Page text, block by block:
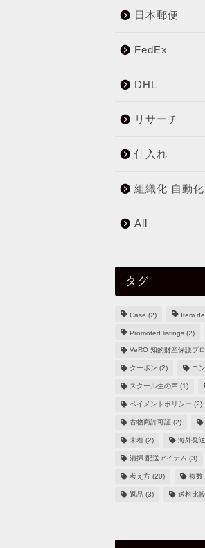
日本郵便
FedEx
DHL
リサーチ
仕入れ
組織化 自動化
All
タグ
Case (2) Item
Promoted listings(2)
VeRO 知的財産保護プ
クーポン (2) コ
スクール生の声(1)
ペイメントポリシー (2)
古物商許可証(2)
未着(2) 海外発送
清掃 配送アイテム (3)
考え方(20) 複数
返品(3) 送料比較